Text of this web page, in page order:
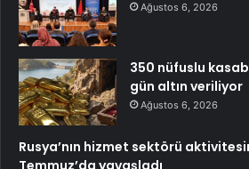
Ağustos 6, 2026
350 nüfuslu
gün altın veriliyor
Ağustos 6, 2026
Rusya’nın hizmet sektörü